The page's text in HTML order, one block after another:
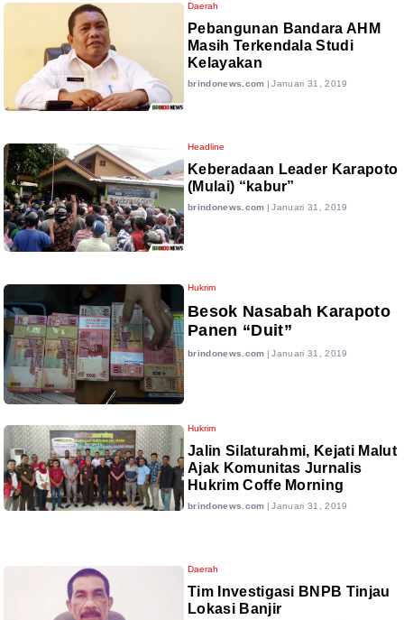
Daerah
Pebangunan Bandara AHM
Masih Terkendala Studi
Kelayakan
brindonews.com | Januari 31, 2019
Headline
Keberadaan Leader Karapoto
(Mulai) “kabur”
brindonews.com | Januari 31, 2019
Hukrim
Besok Nasabah Karapoto
Panen “Duit”
brindonews.com | Januari 31, 2019
Hukrim
Jalin Silaturahmi, Kejati Malut
Ajak Komunitas Jurnalis
Hukrim Coffe Morning
brindonews.com | Januari 31, 2019
Daerah
Tim Investigasi BNPB Tinjau
Lokasi Banjir